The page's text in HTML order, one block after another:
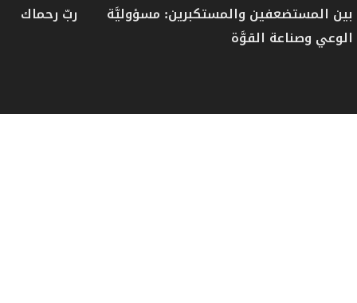
بين المستضعفين والمستكبرين: مسؤوليَّة
الوعي وصناعة القوَّة
ربّ رحماك